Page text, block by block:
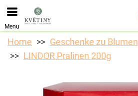
Menu
Home
Geschenke zu Blumen
LINDOR Pralinen 200g